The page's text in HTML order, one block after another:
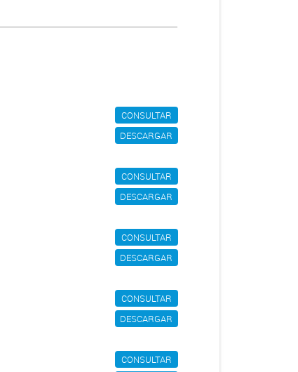
CONSULTAR
DESCARGAR
CONSULTAR
DESCARGAR
CONSULTAR
DESCARGAR
CONSULTAR
DESCARGAR
CONSULTAR